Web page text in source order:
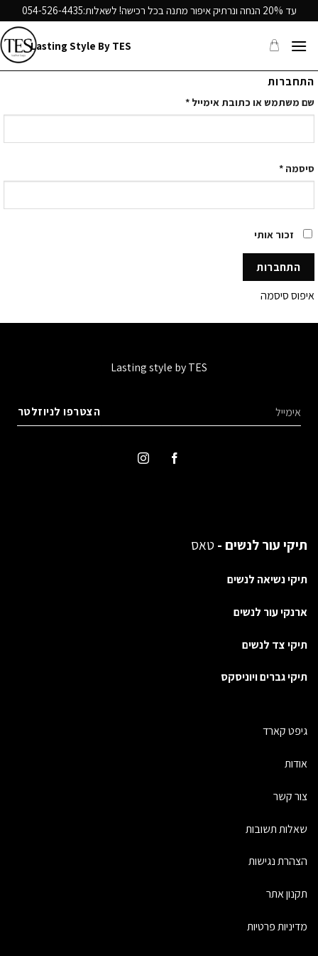
to
content
עד 20% הנחה ונרתיק איפור מתנה בכל רכישה! לשאלות: 054-526-4435
Lasting Style By TES
התחברות
שם משתמש או כתובת אימייל *
סיסמה *
זכור אותי
התחברות
איפוס סיסמה
Lasting style by TES
תיקי עור לנשים -טאס
תיקי נשיאה לנשים
ארנקי עור לנשים
תיקי צד לנשים
תיקי גברים ויוניסקס
גיפט קארד
אודות
צור קשר
שאלות תשובות
הצהרת נגישות
תקנון אתר
מדיניות פרטיות